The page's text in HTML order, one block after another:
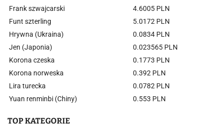
Frank szwajcarski
4.6005 PLN
Funt szterling
5.0172 PLN
Hrywna (Ukraina)
0.0834 PLN
Jen (Japonia)
0.023565 PLN
Korona czeska
0.1773 PLN
Korona norweska
0.392 PLN
Lira turecka
0.0782 PLN
Yuan renminbi (Chiny)
0.553 PLN
TOP KATEGORIE